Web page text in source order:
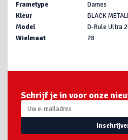
Frametype
Dames
Kleur
BLACK
Model
D-Rule Ultra
Wielmaat
28
Schrijf je in voor onze